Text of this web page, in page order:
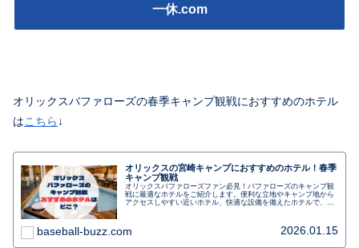
一休.com
オリックスバファローズの春季キャンプ観戦におすすめのホテル
はこちら ↓
オリックスの宮崎キャンプにおすすめのホテル！春季
キャンプ観戦
オリックスバファローズファン必見！バファローズのキャンプ観
戦に最適なホテルをご紹介します。便利な立地やキャンプ地から
アクセスしやすい近いホテル、快適な設備を備えたホテルで、応
ングや駐車場の利用も可能です。キャンプ観戦を充実させるため
のおすすめホテルです。
baseball-buzz.com 2026.01.15